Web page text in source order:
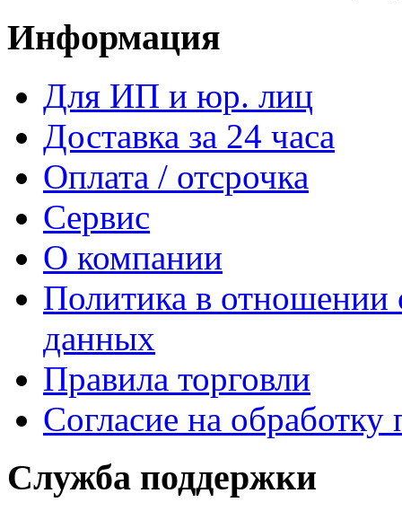
Информация
Для ИП и юр. лиц
Доставка за 24 часа
Оплата / отсрочка
Сервис
О компании
Политика в отношении
данных
Правила торговли
Согласие на
Служба поддержки